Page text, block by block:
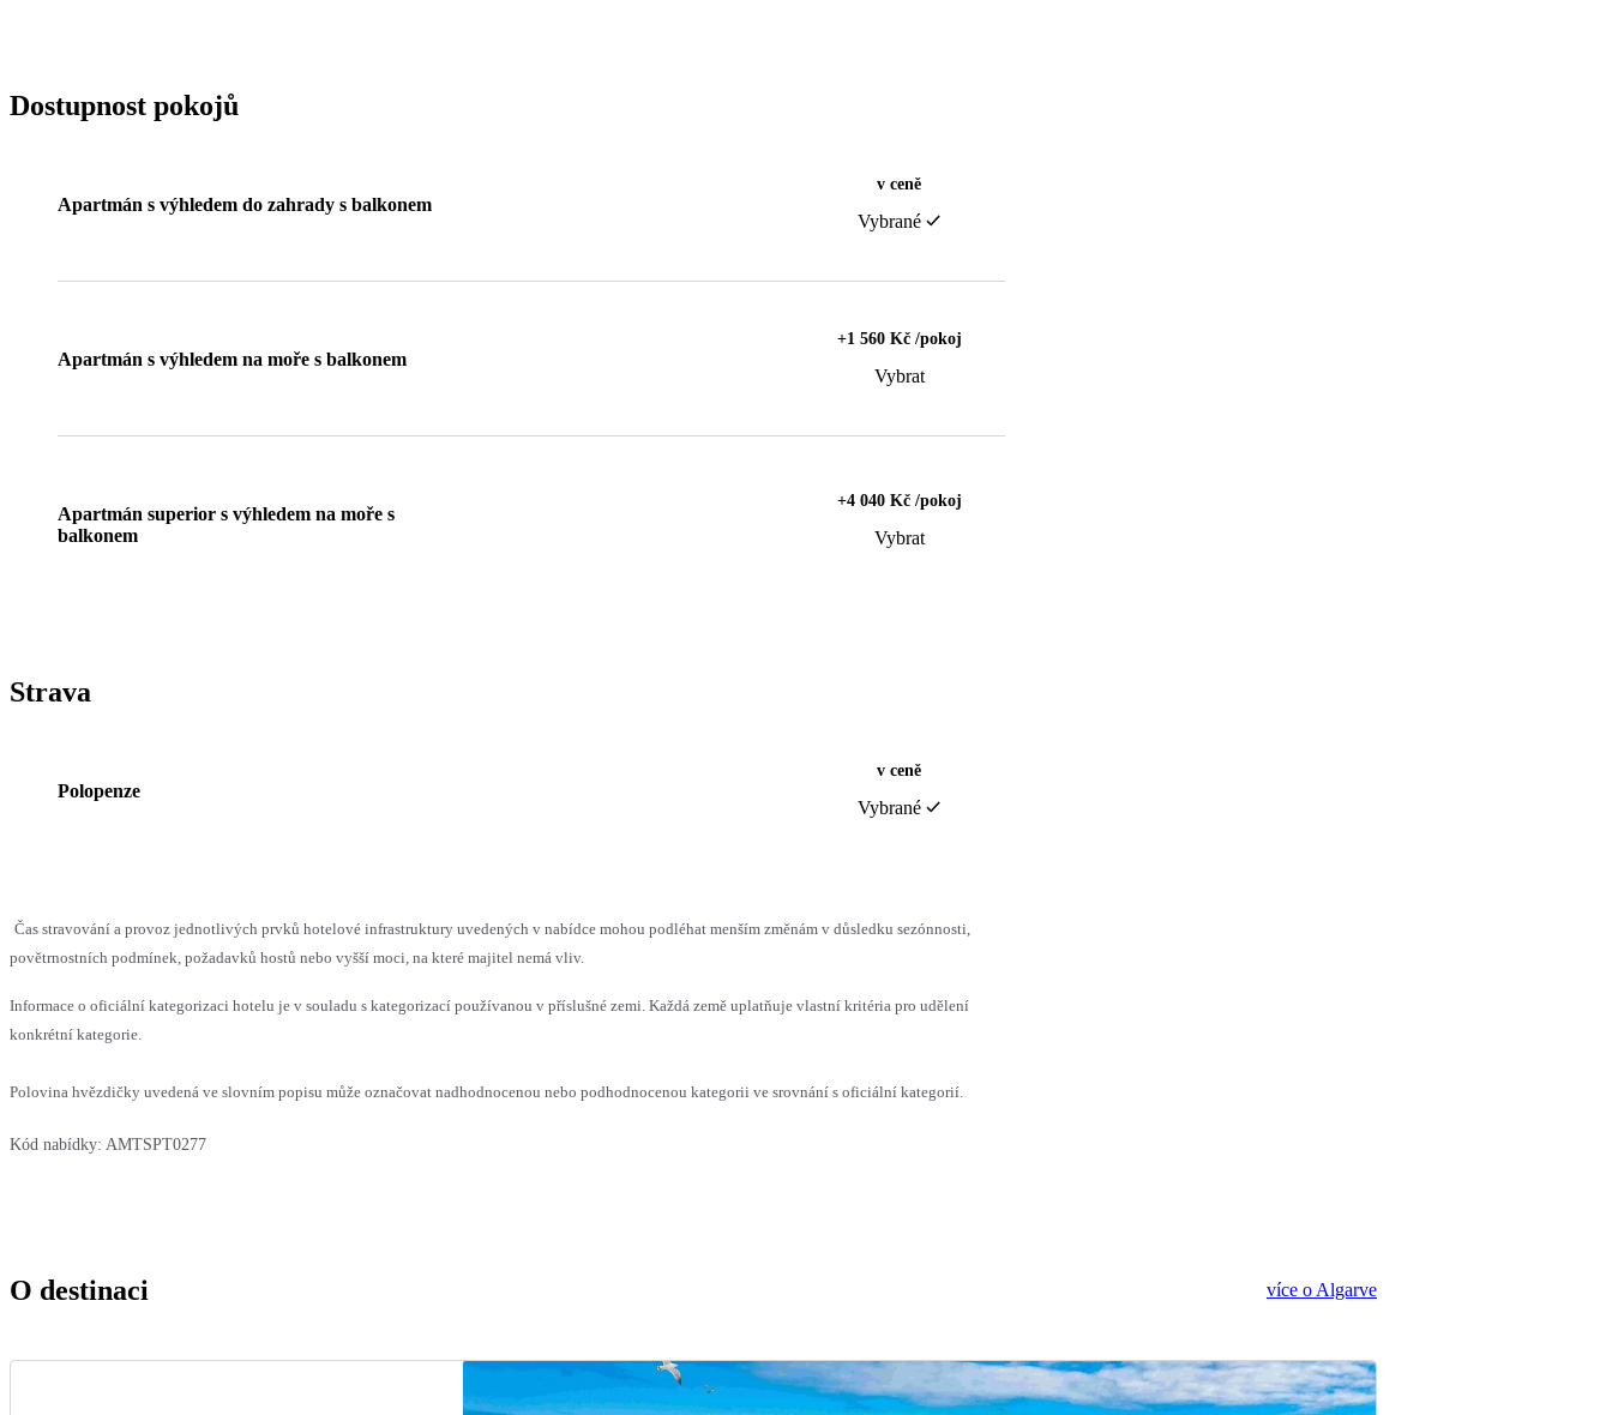
Dostupnost pokojů
Apartmán s výhledem do zahrady s balkonem
v ceně
Vybrané
Apartmán s výhledem na moře s balkonem
+1 560 Kč /pokoj
Vybrat
Apartmán superior s výhledem na moře s
balkonem
+4 040 Kč /pokoj
Vybrat
Strava
Polopenze
v ceně
Vybrané
Čas stravování a provoz jednotlivých prvků hotelové infrastruktury uvedených v nabídce mohou podléhat menším změnám v důsledku sezónnosti,
povětrnostních podmínek, požadavků hostů nebo vyšší moci, na které majitel nemá vliv.
Informace o oficiální kategorizaci hotelu je v souladu s kategorizací používanou v příslušné zemi. Každá země uplatňuje vlastní kritéria pro udělení
konkrétní kategorie.
Polovina hvězdičky uvedená ve slovním popisu může označovat nadhodnocenou nebo podhodnocenou kategorii ve srovnání s oficiální kategorií.
Kód nabídky: AMTSPT0277
O destinaci více o Algarve